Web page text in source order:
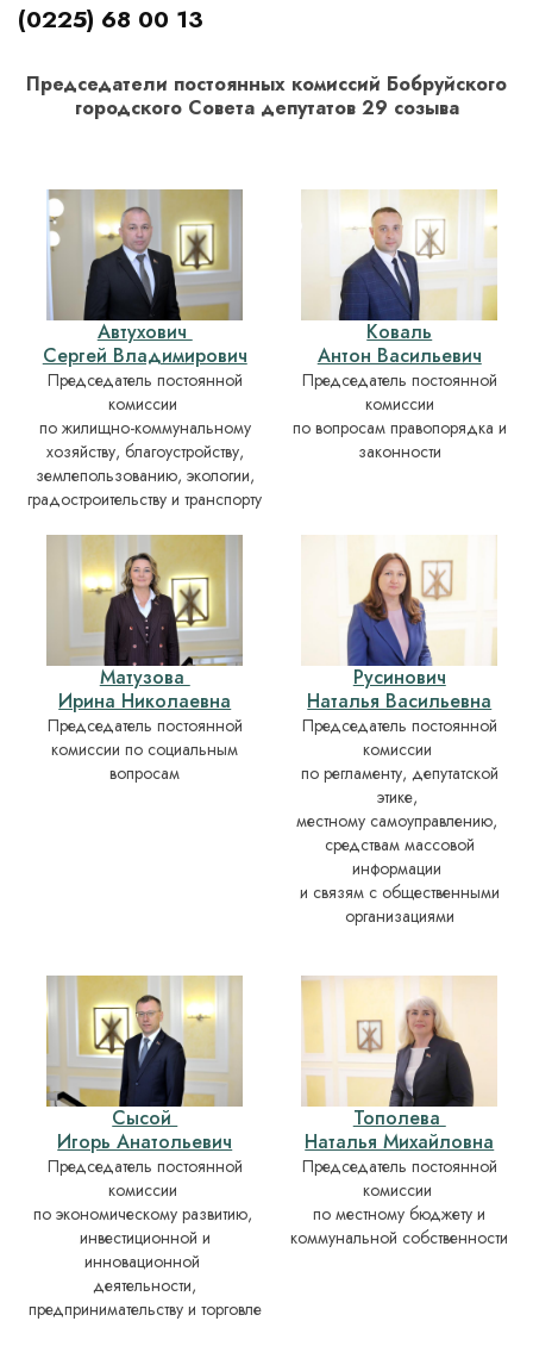
(0225) 68 00 13
Председатели постоянных комиссий Бобруйского
городского Совета депутатов 29 созыва
Автухович
Сергей Владимирович
Председатель постоянной
комиссии
по жилищно-коммунальному
хозяйству, благоустройству,
землепользованию, экологии,
градостроительству и транспорту
Коваль
Антон Васильевич
Председатель постоянной
комиссии
по вопросам правопорядка и
законности
Матузова
Ирина Николаевна
Председатель постоянной
комиссии по социальным
вопросам
Русинович
Наталья Васильевна
Председатель постоянной
комиссии
по регламенту, депутатской
этике,
местному самоуправлению,
средствам массовой
информации
и связям с общественными
организациями
Сысой
Игорь Анатольевич
Председатель постоянной
комиссии
по экономическому развитию,
инвестиционной и
инновационной
деятельности,
предпринимательству и торговле
Тополева
Наталья Михайловна
Председатель постоянной
комиссии
по местному бюджету и
коммунальной собственности